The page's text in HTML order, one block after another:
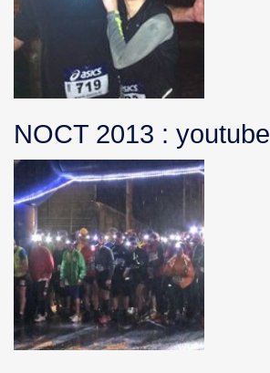
NOCT 2013 : youtube